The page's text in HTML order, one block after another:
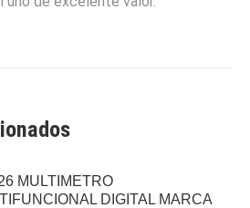
MULTIMETRO
DIGITAL MARCA